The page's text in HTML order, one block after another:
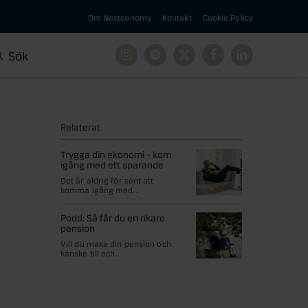
Om Nextconomy Kontakt Cookie Policy
Sök
Relaterat
Trygga din ekonomi – kom
igång med ett sparande
Det är aldrig för sent att
komma igång med...
Podd: Så får du en rikare
pension
Vill du maxa din pension och
kanske till och...